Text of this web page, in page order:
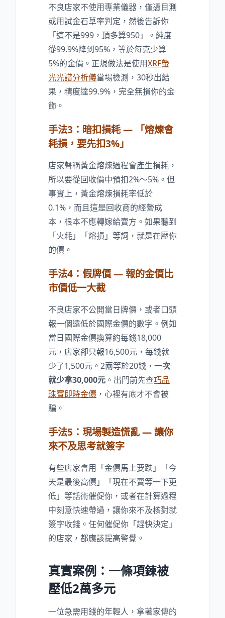
不良店家不使用專業儀器，僅憑目測
或用試金石草率判定，然後告訴你
「這不是999，頂多算950」。純度
從99.9%降到95% ，等於每克少算
5%的金價。正規做法是使用XRF螢
光光譜分析儀當場檢測，30秒出結
果，精度達99.9% ，完全無損你的金
飾。
手法3：暗扣損耗 — 「熔煉會
耗損，要先扣3%」
店家聲稱黃金熔煉過程會產生損耗，
所以要從回收價中預扣2%～5% 。但
事實上，黃金熔煉損耗率低於
0.1% ，而且這是回收商的經營成
本，根本不應轉嫁給賣方。如果聽到
「火耗」「熔損」等詞，就是在壓你
的價。
手法4：假牌價 — 報的金價比
市價低一大截
不良店家不公開當日牌價，或者口頭
報一個遠低於國際金價的數字。例如
當日國際金價換算約每錢18,000
元，店家卻只報16,500元，每錢就
少了1,500元。2兩等於20錢， 一次
就少拿30,000元 。出門前先查巧品
珠寶即時金價 ，心裡有底才不會被
騙。
手法5：現場製造慌亂 — 讓你
來不及思考就簽字
有些店家會用「金價馬上要跌」「今
天是最後高價」「現在不賣等一下更
低」等話術催促你，或者在計算過程
中刻意快速帶過，讓你來不及核對就
簽字收錢。任何催促你「趕快決定」
的店家，都應該提高警覺。
真實案例：一條項鍊被
壓低2萬多元
一位急需用錢的年輕人，拿著家傳的